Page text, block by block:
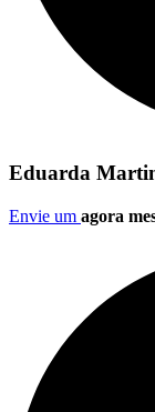
Eduarda
Envie um agora